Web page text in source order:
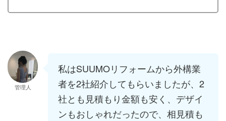
管理人
私はSUUMOリフォームから外構業
者を2社紹介してもらいましたが、2
社とも見積もり金額も安く、デザイ
ンもおしゃれだったので、相見積も